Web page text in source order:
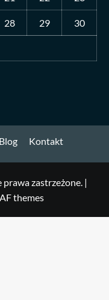
28 29 30
Blog Kontakt
zastrzeżone. |
themes